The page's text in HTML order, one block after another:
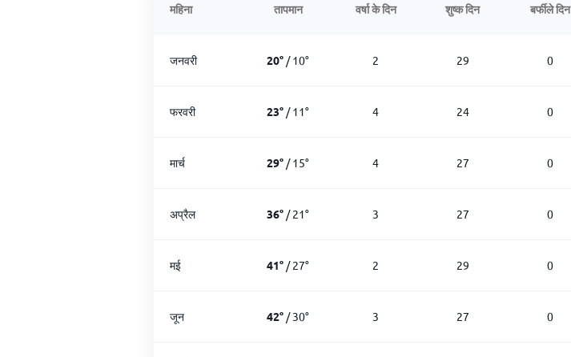
महिना तापमान वर्षा के दिन शुष्क दिन बर्फीले दिन
जनवरी 20° /10° 2 29 0
फरवरी 23° /11° 4 24 0
मार्च 29° /15° 4 27 0
अप्रैल 36° /21° 3 27 0
मई 41° /27° 2 29 0
जून 42° /30° 3 27 0